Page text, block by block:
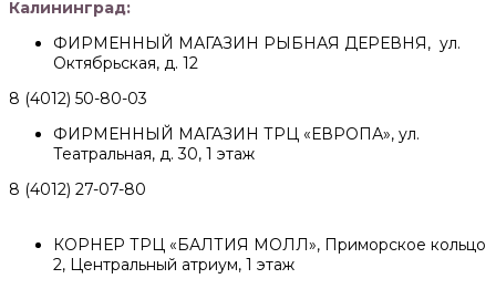
Калининград:
ФИРМЕННЫЙ МАГАЗИН РЫБНАЯ ДЕРЕВНЯ, ул.
Октябрьская, д. 12
8 (4012) 50-80-03
ФИРМЕННЫЙ МАГАЗИН ТРЦ «ЕВРОПА», ул.
Театральная, д. 30, 1 этаж
8 (4012) 27-07-80
КОРНЕР ТРЦ «БАЛТИЯ МОЛЛ», Приморское кольцо
2, Центральный атриум, 1 этаж